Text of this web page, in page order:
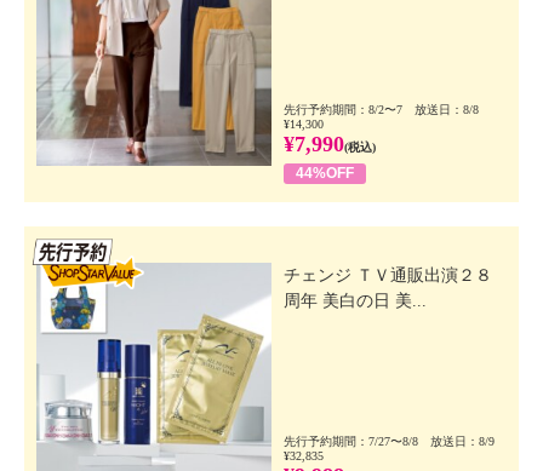
先行予約期間：8/2〜7 放送日：8/8
¥14,300
¥7,990(税込)
44%OFF
チェンジ ＴＶ通販出演２８
周年 美白の日 美...
先行予約期間：7/27〜8/8 放送日：8/9
¥32,835